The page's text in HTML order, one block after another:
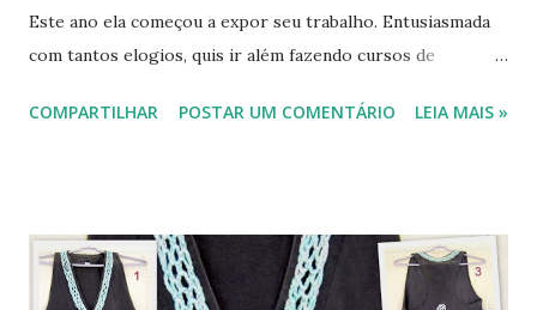
Este ano ela começou a expor seu trabalho. Entusiasmada
com tantos elogios, quis ir além fazendo cursos de
contas e fios por toda parte. Pouco a pouco conseguiu se
fossem parar no lixo, resolvi também "criar" algo. Sem
saber direito como reciclá-los, fui amarrando os restos de
COMPARTILHAR POSTAR UM COMENTÁRIO LEIA MAIS »